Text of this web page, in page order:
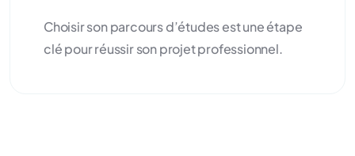
Choisir son parcours d’études est une étape
clé pour réussir son projet professionnel.